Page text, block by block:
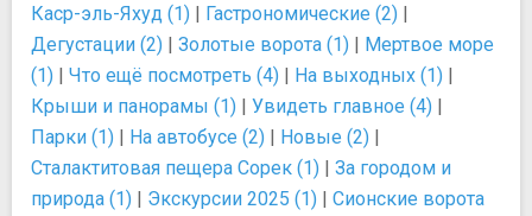
Каср-эль-Яхуд (1) | Гастрономические (2) |
Дегустации (2) | Золотые ворота (1) | Мертвое море
(1) | Что ещё посмотреть (4) | На выходных (1) |
Крыши и панорамы (1) | Увидеть главное (4) |
Парки (1) | На автобусе (2) | Новые (2) |
Сталактитовая пещера Сорек (1) | За городом и
природа (1) | Экскурсии 2025 (1) | Сионские ворота